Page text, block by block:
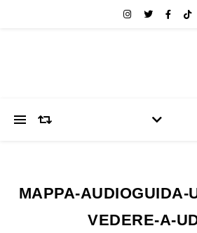
MAPPA-AUDIOGUIDA-
VEDERE-A-